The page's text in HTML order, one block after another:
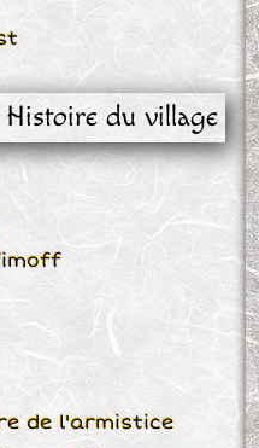
du village
de l'armistice